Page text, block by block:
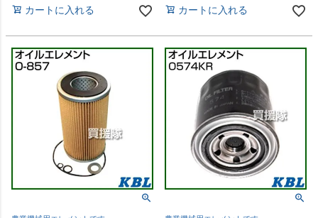
カートに入れる カートに入れる